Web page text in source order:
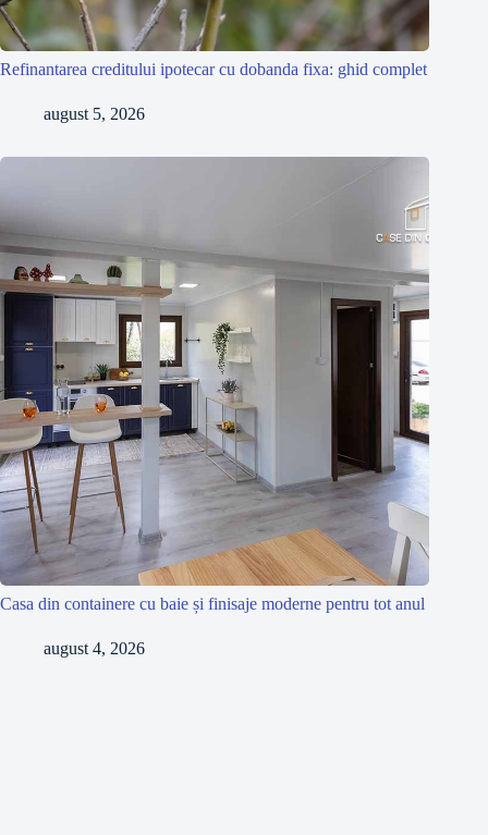
Refinantarea creditului ipotecar cu dobanda fixa: ghid complet
august 5, 2026
Casa din containere cu baie și finisaje moderne pentru tot anul
august 4, 2026